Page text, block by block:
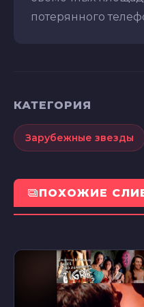
потерянного
КАТЕГОРИЯ
Зарубежные звезды
ПОХОЖИЕ